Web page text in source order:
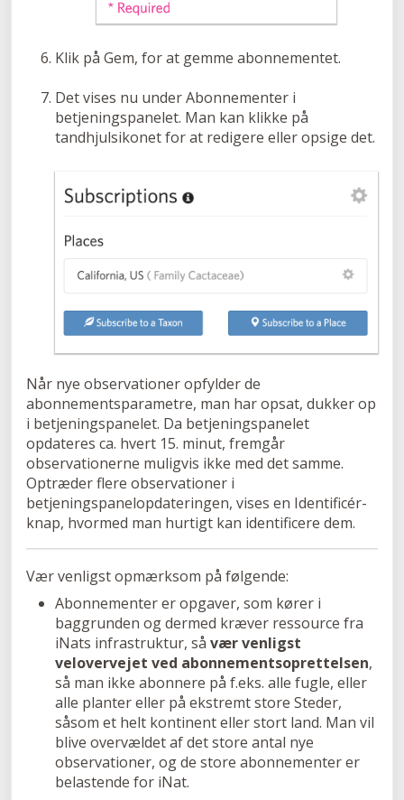
Klik på Gem, for at gemme abonnementet.
Det vises nu under Abonnementer i
betjeningspanelet. Man kan klikke på
tandhjulsikonet for at redigere eller opsige det.
Når nye observationer opfylder de
abonnementsparametre, man har opsat, dukker op
i betjeningspanelet. Da betjeningspanelet
opdateres ca. hvert 15. minut, fremgår
observationerne muligvis ikke med det samme.
Optræder flere observationer i
betjeningspanelopdateringen, vises en Identificér-
knap, hvormed man hurtigt kan identificere dem.
Vær venligst opmærksom på følgende:
Abonnementer er opgaver, som kører i
baggrunden og dermed kræver ressource fra
iNats infrastruktur, så vær venligst
velovervejet ved abonnementsoprettelsen,
så man ikke abonnere på f.eks. alle fugle, eller
alle planter eller på ekstremt store Steder,
såsom et helt kontinent eller stort land. Man vil
blive overvældet af det store antal nye
observationer, og de store abonnementer er
belastende for iNat.